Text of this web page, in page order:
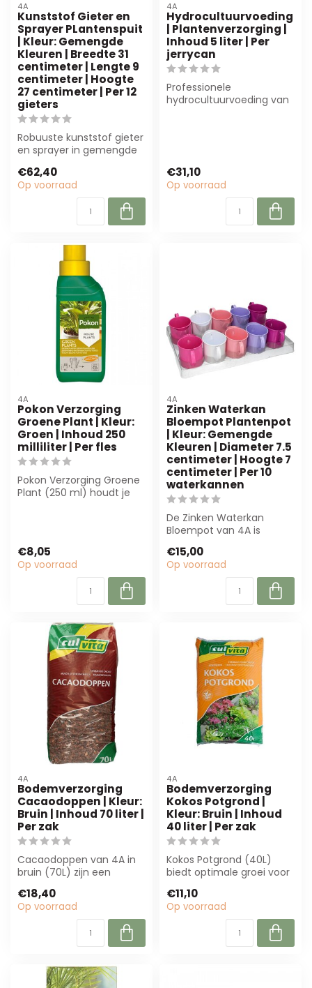
4A
Kunststof Gieter en
Sprayer PLantenspuit
| Kleur: Gemengde
Kleuren | Breedte 31
centimeter | Lengte 9
centimeter | Hoogte
27 centimeter | Per 12
gieters
Robuuste kunststof gieter
en sprayer in gemengde
profession...
€62,40
Op voorraad
4A
Hydrocultuurvoeding
| Plantenverzorging |
Inhoud 5 liter | Per
jerrycan
Professionele
hydrocultuurvoeding van
€31,10
Op voorraad
4A
Pokon Verzorging
Groene Plant | Kleur:
Groen | Inhoud 250
milliliter | Per fles
Pokon Verzorging Groene
Plant (250 ml) houdt je
€8,05
Op voorraad
4A
Zinken Waterkan
Bloempot Plantenpot
| Kleur: Gemengde
Kleuren | Diameter 7.5
centimeter | Hoogte 7
centimeter | Per 10
waterkannen
De Zinken Waterkan
Bloempot van 4A is
en decoratie. Co...
€15,00
Op voorraad
4A
Bodemverzorging
Cacaodoppen | Kleur:
Bruin | Inhoud 70 liter |
Per zak
Cacaodoppen van 4A in
bruin (70L) zijn een
mulchoplossing voor tuin
en ...
€18,40
Op voorraad
4A
Bodemverzorging
Kokos Potgrond |
Kleur: Bruin | Inhoud
40 liter | Per zak
Kokos Potgrond (40L)
biedt optimale groei voor
Duurzaam, luc...
€11,10
Op voorraad